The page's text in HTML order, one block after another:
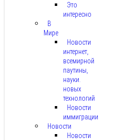
Это
интересно
В
Мире
Новости
интернет,
всемирной
паутины,
науки.
новых
технологий
Новости
иммиграции
Новости
Новости